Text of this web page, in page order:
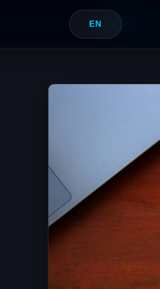
Sobre Mi
EN